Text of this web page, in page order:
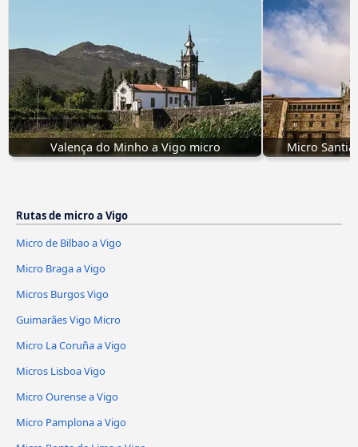
Valença do Minho a Vigo micro Micro
Rutas de micro a Vigo
Micro de Bilbao a Vigo
Micro Braga a Vigo
Micros Burgos Vigo
Guimarães Vigo Micro
Micro La Coruña a Vigo
Micros Lisboa Vigo
Micro Ourense a Vigo
Micro Pamplona a Vigo